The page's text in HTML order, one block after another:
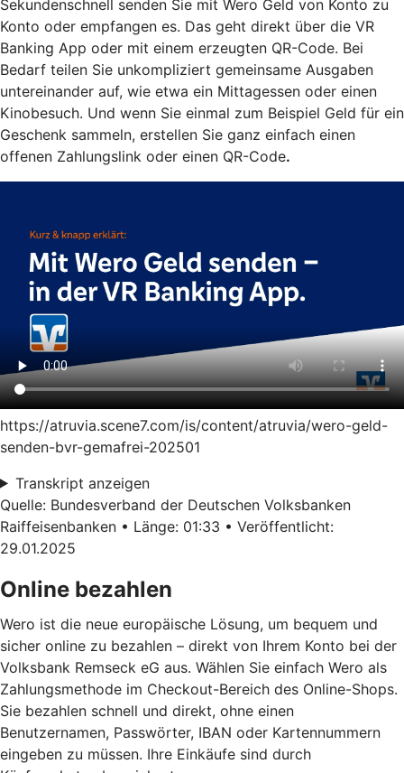
Sekundenschnell senden Sie mit Wero Geld von Konto zu
Konto oder empfangen es. Das geht direkt über die VR
Banking App oder mit einem erzeugten QR-Code. Bei
Bedarf teilen Sie unkompliziert gemeinsame Ausgaben
untereinander auf, wie etwa ein Mittagessen oder einen
Kinobesuch. Und wenn Sie einmal zum Beispiel Geld für ein
Geschenk sammeln, erstellen Sie ganz einfach einen
offenen Zahlungslink oder einen QR-Code.
https://atruvia.scene7.com/is/content/atruvia/wero-geld-
senden-bvr-gemafrei-202501
Transkript anzeigen
Quelle: Bundesverband der Deutschen Volksbanken
Raiffeisenbanken • Länge: 01:33 • Veröffentlicht:
29.01.2025
Online bezahlen
Wero ist die neue europäische Lösung, um bequem und
sicher online zu bezahlen – direkt von Ihrem Konto bei der
Volksbank Remseck eG aus. Wählen Sie einfach Wero als
Zahlungsmethode im Checkout-Bereich des Online-Shops.
Sie bezahlen schnell und direkt, ohne einen
Benutzernamen, Passwörter, IBAN oder Kartennummern
eingeben zu müssen. Ihre Einkäufe sind durch